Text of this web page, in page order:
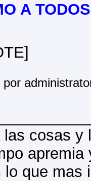
A
por
las cosas y
lo que mas